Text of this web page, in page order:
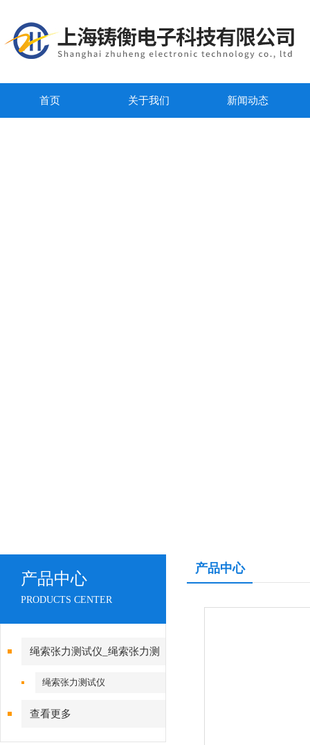
首页 关于我们 新闻动态
产品中心
PRODUCTS CENTER
绳索张力测试仪_绳索张力测
试仪 绳索张力测试仪
查看更多
产品中心